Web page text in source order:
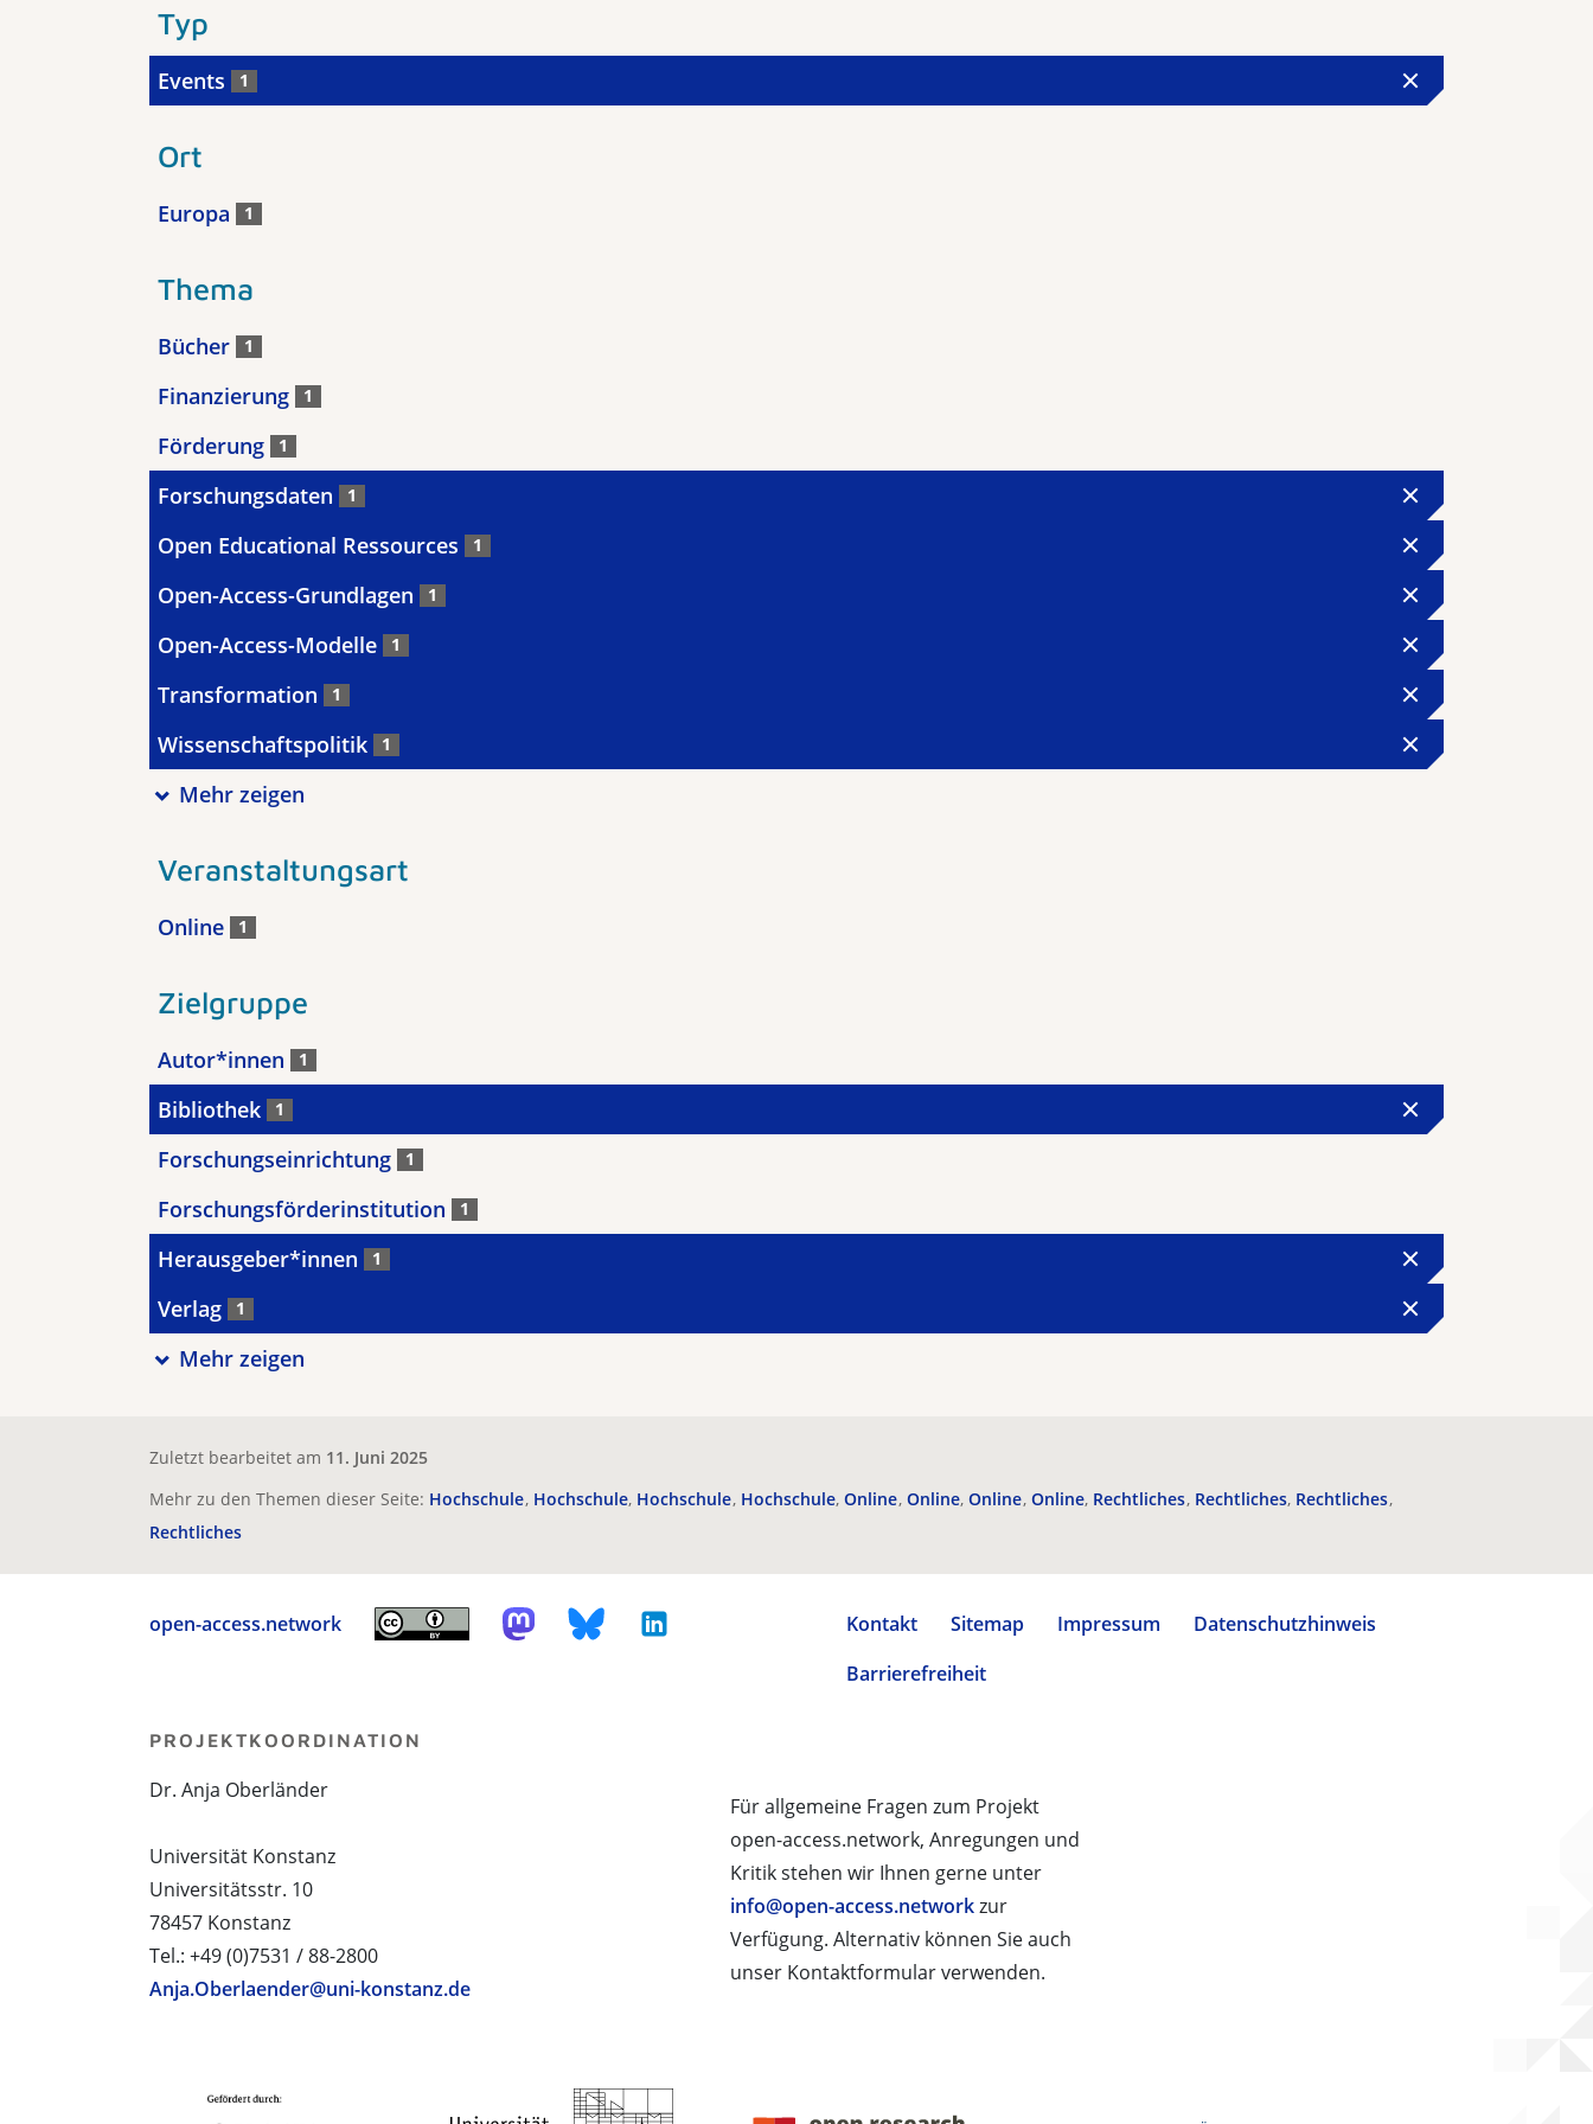
Typ
Events 1
Ort
Europa 1
Thema
Bücher 1
Finanzierung 1
Förderung 1
Forschungsdaten 1
Open Educational Ressources 1
Open-Access-Grundlagen 1
Open-Access-Modelle 1
Transformation 1
Wissenschaftspolitik 1
Mehr zeigen
Veranstaltungsart
Online 1
Zielgruppe
Autor*innen 1
Bibliothek 1
Forschungseinrichtung 1
Forschungsförderinstitution 1
Herausgeber*innen 1
Verlag 1
Mehr zeigen
Zuletzt bearbeitet am 11. Juni 2025
Mehr zu den Themen dieser Seite: Hochschule Hochschule Hochschule Hochschule Online Online Online Online Rechtliches Rechtliches Rechtliches
Rechtliches
open-access.network Kontakt Sitemap Impressum
Datenschutzhinweis
Barrierefreiheit
Für allgemeine Fragen zum Projekt
open-access.network, Anregungen und
Kritik stehen wir Ihnen gerne unter
info@open-access.networkzur
Verfügung. Alternativ können Sie auch
unser Kontaktformular verwenden.
PROJEKTKOORDINATION
Dr. Anja Oberländer
Universität Konstanz
Universitätsstr. 10
78457 Konstanz
Tel.: +49 (0)7531 / 88-2800
Anja.Oberlaender@uni-konstanz.de